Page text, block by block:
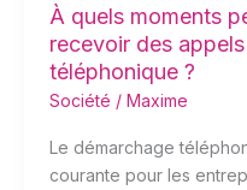
À quels moments
recevoir des
téléphonique ?
Société / Maxime
Le démarchage
courante pour les
téléphonique
?